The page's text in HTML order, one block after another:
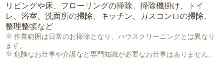
リビングや床、フローリングの掃除、掃除機掛け、トイ
レ、浴室、洗面所の掃除、キッチン、ガスコンロの掃除、
整理整頓など
作業範囲は日常のお掃除となり、ハウスクリーニングとは異なり
ます。
危険なお仕事や介護など専門知識が必要なお仕事はありません。